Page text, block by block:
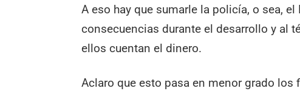
A eso hay que sumarle la policía, o sea,
consecuencias durante el desarrollo y al
ellos cuentan el dinero.
Aclaro que esto pasa en menor grado